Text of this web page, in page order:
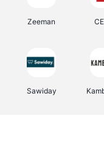
Zeeman
Sawiday